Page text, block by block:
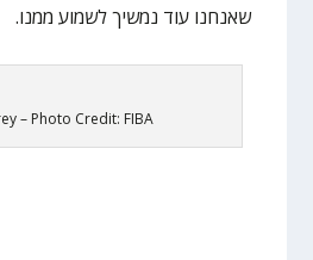
שאנחנו עוד נמשיך לשמוע ממנו.
– Photo Credit: FIBA